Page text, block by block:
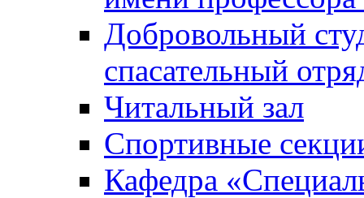
Добровольный
спасательный
Читальный зал
Спортивные
Кафедра